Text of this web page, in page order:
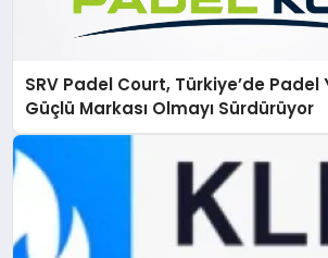
SRV Padel Court, Türkiye’de Padel
Güçlü Markası Olmayı Sürdürüyor